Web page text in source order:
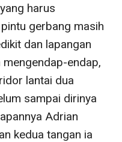
harus
gerbang masih
dan lapangan
endap,
lantai dua
sampai dirinya
Adrian
kedua tangan ia